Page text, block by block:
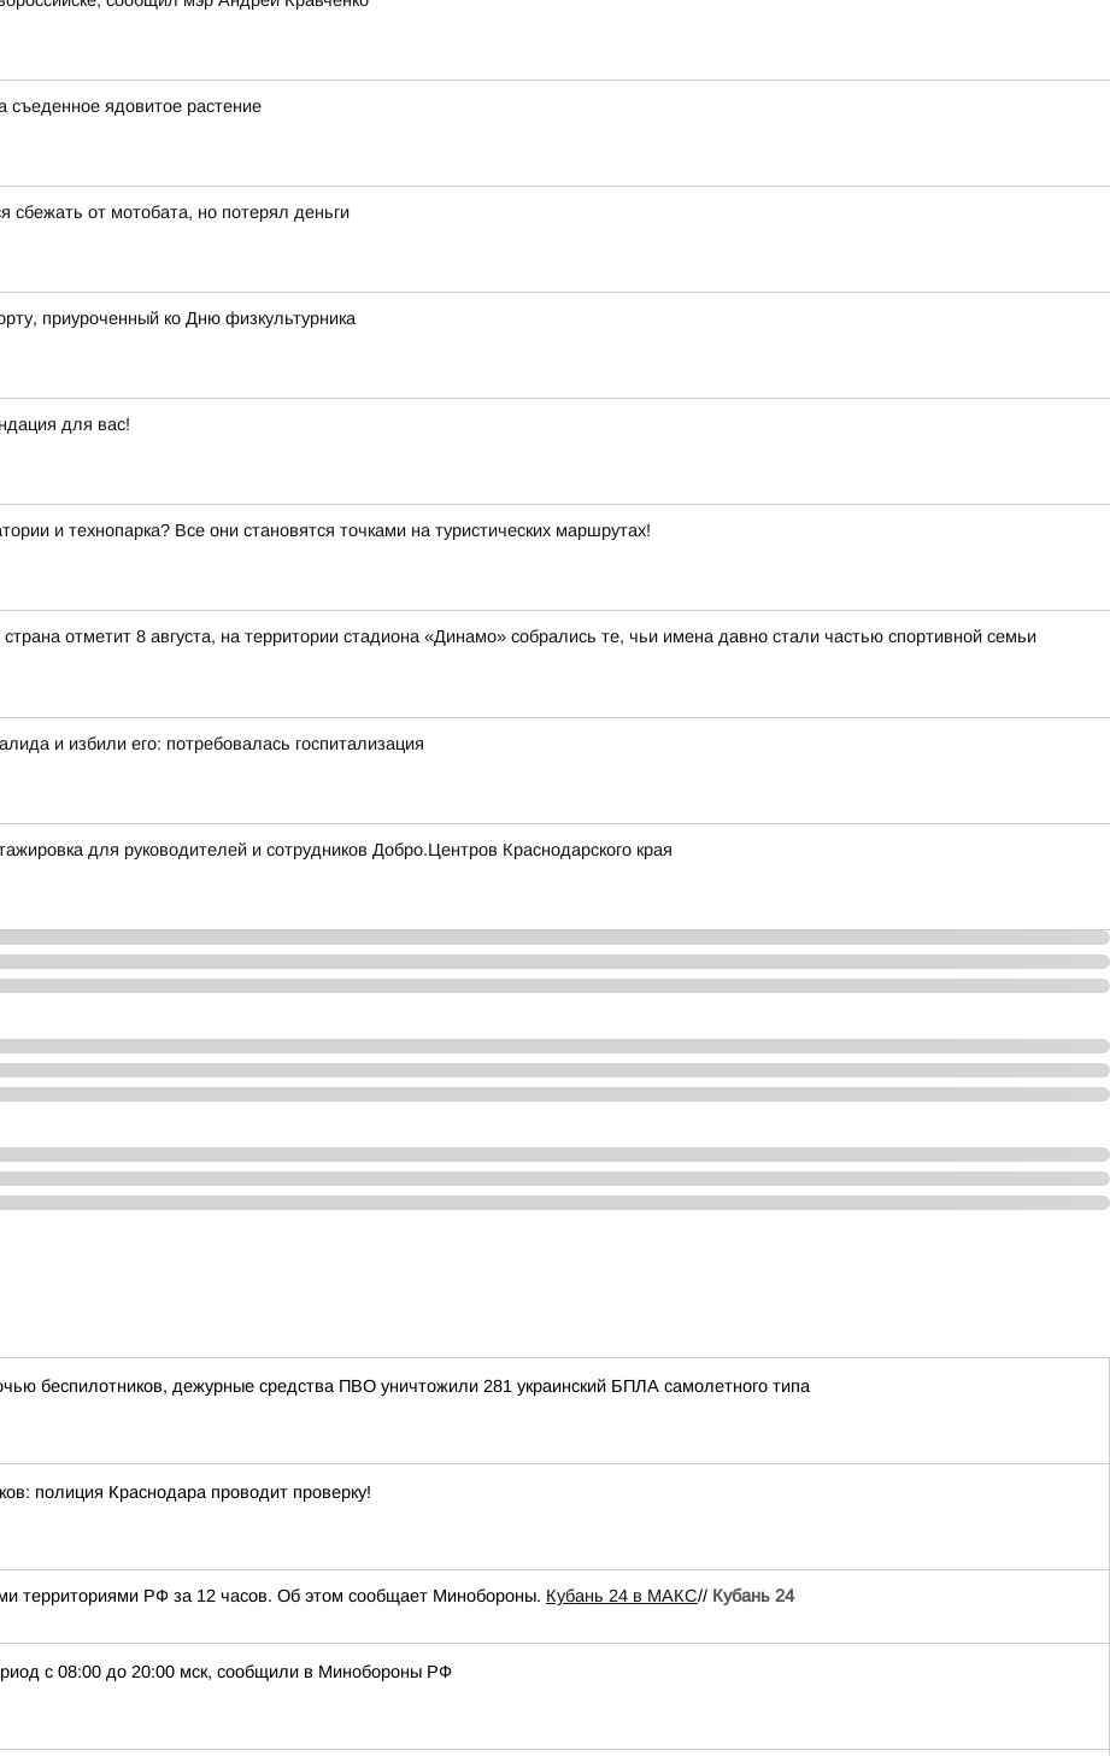
ядовитое растение
сбежать от мотобата, но потерял деньги
приуроченный ко Дню физкультурника
для вас!
и технопарка? Все они становятся точками на туристических маршрутах!
отметит 8 августа, на территории стадиона «Динамо» собрались те, чьи имена давно стали частью спортивной семьи
и избили его: потребовалась госпитализация
для руководителей и сотрудников Добро.Центров Краснодарского края
беспилотников, дежурные средства ПВО уничтожили 281 украинский БПЛА самолетного типа
полиция Краснодара проводит проверку!
территориями РФ за 12 часов. Об этом сообщает Минобороны. Кубань 24 в МАКС// Кубань 24
с 08:00 до 20:00 мск, сообщили в Минобороны РФ